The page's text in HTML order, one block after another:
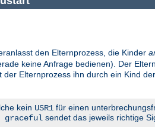
den Elternprozess, die Kinder
keine Anfrage bedienen). Der
Elternprozess ihn durch ein Kind
kein USR1 für einen
graceful sendet das jeweils richtige